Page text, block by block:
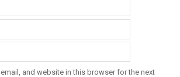
email, and website in this browser for the next